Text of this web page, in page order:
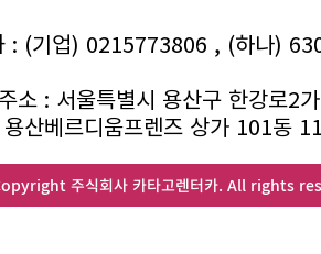
: (기업) 0215773806 , (하나)
주소 : 서울특별시 용산구 한강로2
용산베르디움프렌즈 상가 101동
주식회사 카타고렌터카. All rights